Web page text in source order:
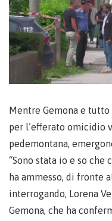
Mentre Gemona e
per l’efferato omicidio
pedemontana,
“Sono stata io e so che
ha ammesso, di fronte
interrogando, Lorena
Gemona, che ha